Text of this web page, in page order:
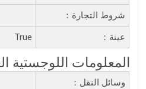
شروط التجارة：
عينة： True
المعلومات اللوجستية
وسائل النقل：